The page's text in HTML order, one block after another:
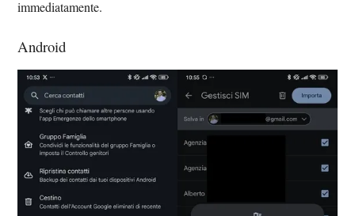
immediatamente.
Android